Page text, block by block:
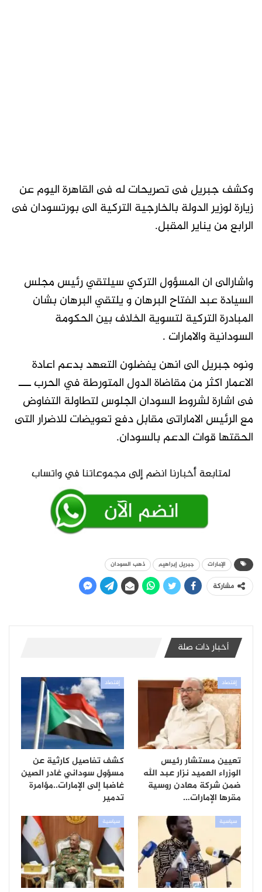
وكشف جبريل فى تصريحات له فى القاهرة اليوم عن
زيارة لوزير الدولة بالخارجية التركية الى بورتسودان فى
الرابع من يناير المقبل.
واشارالى ان المسؤول التركي سيلتقي رئيس مجلس
السيادة عبد الفتاح البرهان و يلتقي البرهان بشان
المبادرة التركية لتسوية الخلاف بين الحكومة
السودانية والامارات .
ونوه جبريل الى انهن يفضلون التعهد بدعم اعادة
الاعمار اكثر من مقاضاة الدول المتورطة في الحرب ـــ
فى اشارة لشروط السودان الجلوس لتطاولة التفاوض
مع الرئيس الاماراتى مقابل دفع تعويضات للاضرار التى
الحقتها قوات الدعم بالسودان.
الإمارات جبريل إبراهيم ذهب السودان
مشاركة
أخبار ذات صلة
إقتصاد
تعيين مستشار رئيس
الوزراء العميد نزار عبد الله
ضمن شركة معادن روسية
مقرها الإمارات…
إقتصاد
كشف تفاصيل كارثية عن
مسؤول سوداني غادر الصين
غاضبا إلى الإمارات..مؤامرة
تدمير
سياسية سياسية